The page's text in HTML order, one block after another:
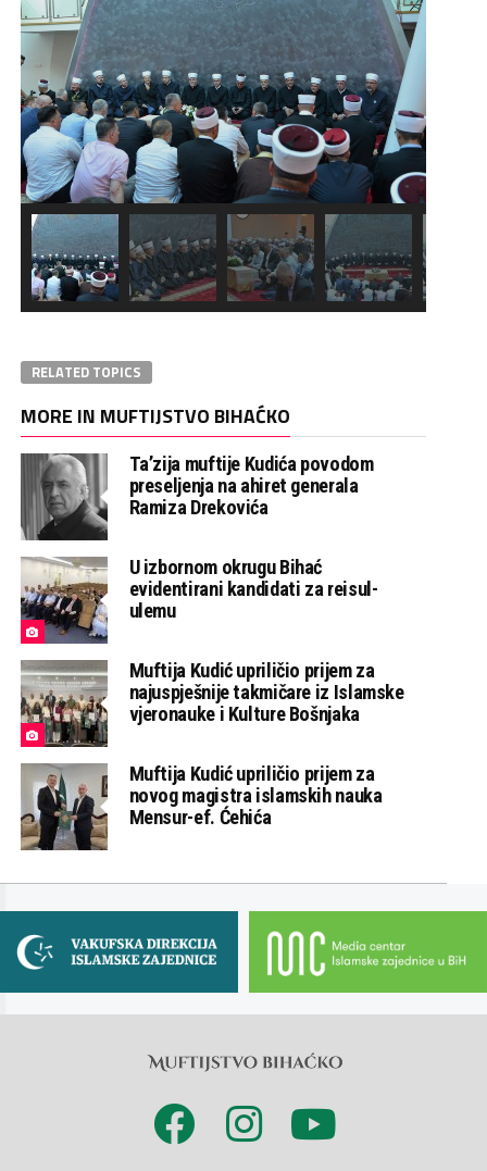
RELATED TOPICS
MORE IN MUFTIJSTVO BIHAĆKO
Ta’zija muftije Kudića povodom
preseljenja na ahiret generala
Ramiza Drekovića
U izbornom okrugu Bihać
evidentirani kandidati za reisul-
ulemu
Muftija Kudić upriličio prijem za
najuspješnije takmičare iz Islamske
vjeronauke i Kulture Bošnjaka
Muftija Kudić upriličio prijem za
novog magistra islamskih nauka
Mensur-ef. Ćehića